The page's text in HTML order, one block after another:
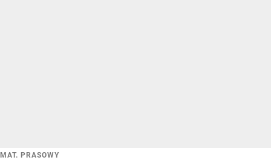
MAT. PRASOWY